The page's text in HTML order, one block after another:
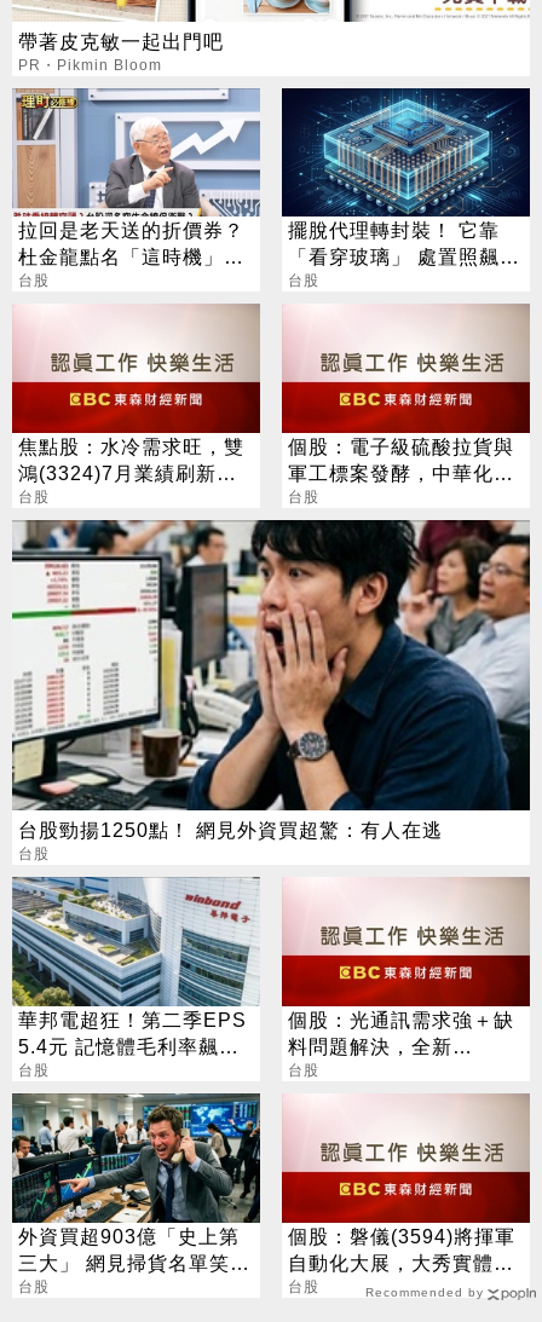
帶著皮克敏一起出門吧
PR・Pikmin Bloom
拉回是老天送的折價券？
杜金龍點名「這時機」：
台股衝6萬
台股
擺脫代理轉封裝！ 它靠
「看穿玻璃」 處置照飆2
漲停
台股
焦點股：水冷需求旺，雙
鴻(3324)7月業績刷新紀
錄，今股價噴漲停
台股
個股：電子級硫酸拉貨與
軍工標案發酵，中華化
(1727)下半年營運衝高峰
台股
台股勁揚1250點！ 網見外資買超驚：有人在逃
台股
華邦電超狂！第二季EPS
5.4元 記憶體毛利率飆至
70.3%
台股
個股：光通訊需求強＋缺
料問題解決，全新
(2455)7月營收創高、重
台股
外資買超903億「史上第
三大」 網見掃貨名單笑：
不懂在幹嘛
台股
個股：磐儀(3594)將揮軍
自動化大展，大秀實體AI/
邊緣運算/機器人肌肉
台股 Recommended by